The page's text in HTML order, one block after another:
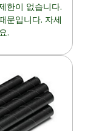
한이 없습니다.
문입니다. 자세
.